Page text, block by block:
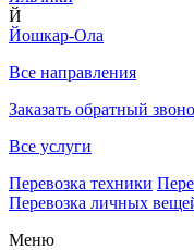
Й
Йошкар-Ола
Все направления
Заказать обратный
Все услуги
Перевозка техники
Перевозка личных
Меню